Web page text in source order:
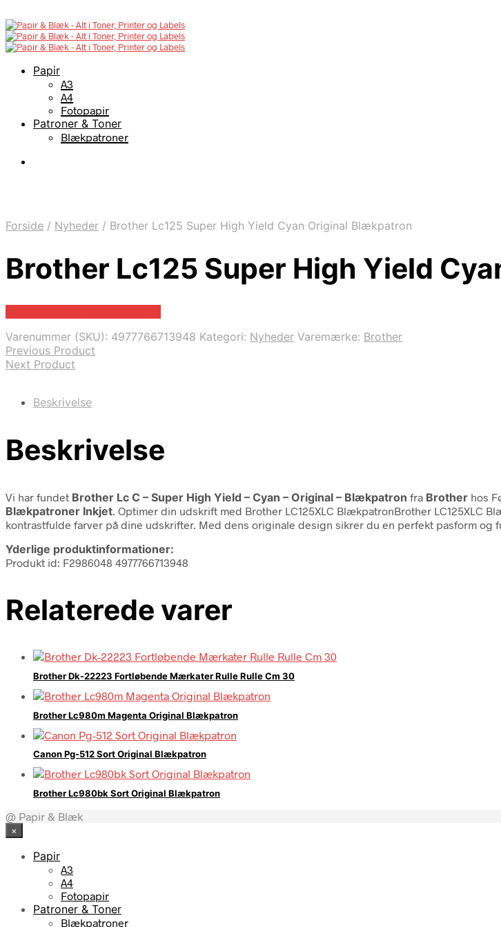
Papir
A3
A4
Fotopapir
Patroner & Toner
Blækpatroner
Forside / Nyheder / Brother Lc125 Super High Yield Cyan Original Blækpatron
Brother Lc125 Super High Yield
Varenummer (SKU): 4977766713948 Kategori: Nyheder Varemærke: Brother
Previous Product
Next Product
Beskrivelse
Beskrivelse
Vi har fundet Brother Lc C – Super High Yield – Cyan – Original – Blækpatron fra Brother hos
Blækpatroner Inkjet . Optimer din udskrift med Brother LC125XLC BlækpatronBrother
kontrastfulde farver på dine udskrifter. Med dens originale design sikrer du en perfekt pasform og
Yderlige produktinformationer:
Produkt id: F2986048 4977766713948
Relaterede varer
Brother Dk-22223 Fortløbende Mærkater Rulle Rulle Cm 30
Brother Lc980m Magenta Original Blækpatron
Canon Pg-512 Sort Original Blækpatron
Brother Lc980bk Sort Original Blækpatron
@ Papir & Blæk
×
Papir
A3
A4
Fotopapir
Patroner & Toner
Blækpatroner